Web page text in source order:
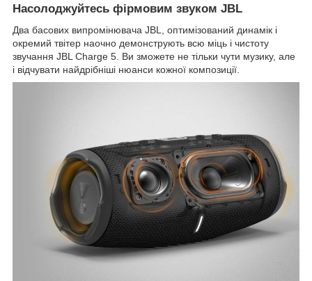
Насолоджуйтесь фірмовим звуком JBL
Два басових випромінювача JBL, оптимізований динамік і
окремий твітер наочно демонструють всю міць і чистоту
звучання JBL Charge 5. Ви зможете не тільки чути музику, але
і відчувати найдрібніші нюанси кожної композиції.